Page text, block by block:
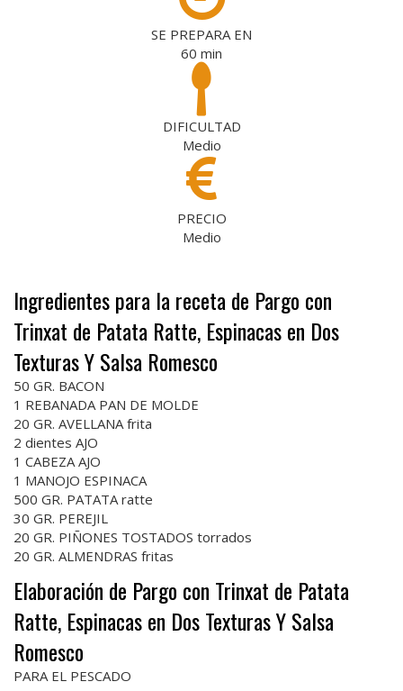
SE PREPARA EN
60 min
DIFICULTAD
Medio
PRECIO
Medio
Ingredientes para la receta de Pargo con
Trinxat de Patata Ratte, Espinacas en Dos
Texturas Y Salsa Romesco
50 GR. BACON
1 REBANADA PAN DE MOLDE
20 GR. AVELLANA frita
2 dientes AJO
1 CABEZA AJO
1 MANOJO ESPINACA
500 GR. PATATA ratte
30 GR. PEREJIL
20 GR. PIÑONES TOSTADOS torrados
20 GR. ALMENDRAS fritas
Elaboración de Pargo con Trinxat de Patata
Ratte, Espinacas en Dos Texturas Y Salsa
Romesco
PARA EL PESCADO